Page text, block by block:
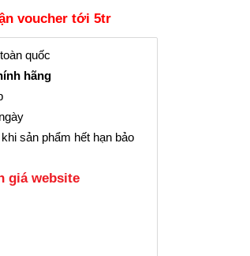
voucher tới 5tr
quốc
hãng
sản phẩm hết hạn bảo
giá website